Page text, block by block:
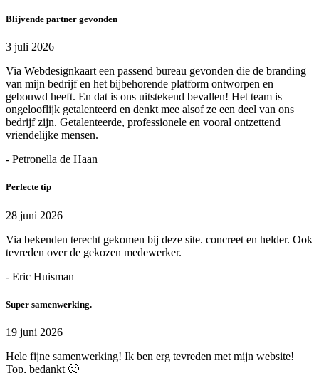
Blijvende partner gevonden
3 juli 2026
Via Webdesignkaart een passend bureau gevonden die de branding
van mijn bedrijf en het bijbehorende platform ontworpen en
gebouwd heeft. En dat is ons uitstekend bevallen! Het team is
ongelooflijk getalenteerd en denkt mee alsof ze een deel van ons
bedrijf zijn. Getalenteerde, professionele en vooral ontzettend
vriendelijke mensen.
- Petronella de Haan
Perfecte tip
28 juni 2026
Via bekenden terecht gekomen bij deze site. concreet en helder. Ook
tevreden over de gekozen medewerker.
- Eric Huisman
Super samenwerking.
19 juni 2026
Hele fijne samenwerking! Ik ben erg tevreden met mijn website!
Top, bedankt 🙂